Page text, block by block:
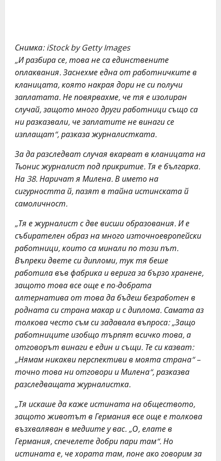
Снимка: iStock by Getty Images
„И разбира се, това не са единствените
оплаквания. Заснехме една от работничките в
кланицата, която накрая дори не си получи
заплатата. Не повярвахме, че тя е изолиран
случай, защото много други работници също са
ни разказвали, че заплатите не винаги се
изплащат“, разказа журналистката.
За да разследват случая вкарват в кланицата на
Тьонис журналист под прикритие. Тя е българка.
На 38. Наричат я Милена. В името на
сигурността й, пазят в тайна истинската й
самоличност.
„Тя е журналист с две висши образования. И е
събирателен образ на много източноевропейски
работници, които са минали по този път.
Въпреки двете си дипломи, тук тя беше
работила във фабрика и верига за бързо хранене,
защото това все още е по-добрата
алтернатива от това да бъдеш безработен в
родната си страна макар и с диплома. Самата аз
толкова често съм си задавала въпроса: „Защо
работниците изобщо търпят всичко това, а
отговорът винаги е един и същи. Те си казват:
„Нямам никакви перспективи в моята страна“ –
точно това ни отговори и Милена“, разказва
разследващата журналистка.
„Тя искаше да каже истината на обществото,
защото животът в Германия все още е толкова
възхваляван в медиите у вас. „О, елате в
Германия, спечелете добри пари там“. Но
истината е, че хората там, поне ако говорим за